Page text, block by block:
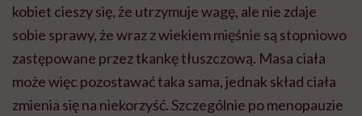
kobiet cieszy się, że utrzymuje wagę, ale nie zdaje
sobie sprawy, że wraz z wiekiem mięśnie są stopniowo
zastępowane przez tkankę tłuszczową. Masa ciała
może więc pozostawać taka sama, jednak skład ciała
zmienia się na niekorzyść. Szczególnie po menopauzie